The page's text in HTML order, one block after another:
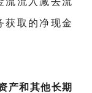
获取的净现金
产和其他长期